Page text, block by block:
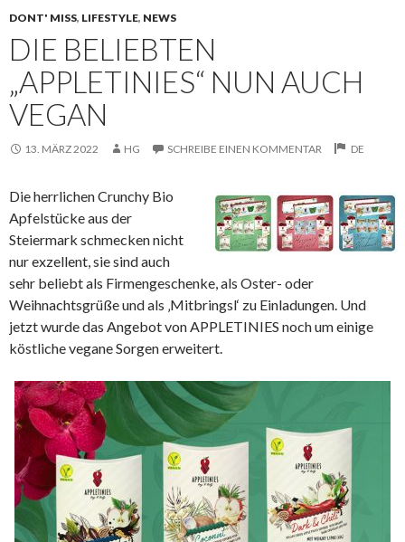
DONT' MISS, LIFESTYLE, NEWS
DIE BELIEBTEN
„APPLETINIES“ NUN AUCH
VEGAN
13. MÄRZ 2022 HG SCHREIBE EINEN KOMMENTAR DE
Die herrlichen Crunchy Bio
Apfelstücke aus der
Steiermark schmecken nicht
nur exzellent, sie sind auch
sehr beliebt als Firmengeschenke, als Oster- oder
Weihnachtsgrüße und als ‚Mitbringsl‘ zu Einladungen. Und
jetzt wurde das Angebot von APPLETINIES noch um einige
köstliche vegane Sorgen erweitert.